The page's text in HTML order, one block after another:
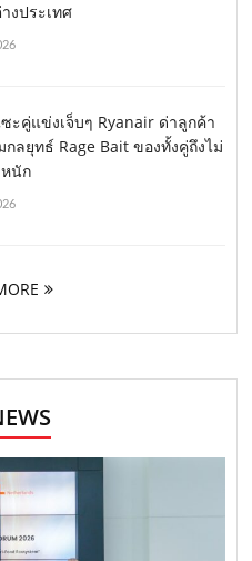
งประเทศ
ซะคู่แข่งเจ็บๆ Ryanair ด่าลูกค้า
ลยุทธ์ Rage Bait ของทั้งคู่ถึงไม่
นัก